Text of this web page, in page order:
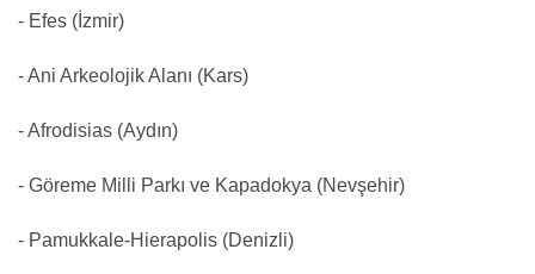
- Efes (İzmir)
- Ani Arkeolojik Alanı (Kars)
- Afrodisias (Aydın)
- Göreme Milli Parkı ve Kapadokya (Nevşehir)
- Pamukkale-Hierapolis (Denizli)